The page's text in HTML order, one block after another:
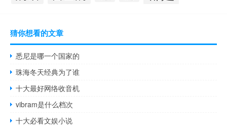
猜你想看的文章
悉尼是哪一个国家的
珠海冬天经典为了谁
十大最好网络收音机
vibram是什么档次
十大必看文娱小说